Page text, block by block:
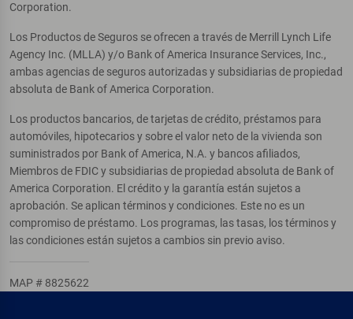
Corporation.
Los Productos de Seguros se ofrecen a través de Merrill Lynch Life
Agency Inc. (MLLA) y/o Bank of America Insurance Services, Inc.,
ambas agencias de seguros autorizadas y subsidiarias de propiedad
absoluta de Bank of America Corporation.
Los productos bancarios, de tarjetas de crédito, préstamos para
automóviles, hipotecarios y sobre el valor neto de la vivienda son
suministrados por Bank of America, N.A. y bancos afiliados,
Miembros de FDIC y subsidiarias de propiedad absoluta de Bank of
America Corporation. El crédito y la garantía están sujetos a
aprobación. Se aplican términos y condiciones. Este no es un
compromiso de préstamo. Los programas, las tasas, los términos y
las condiciones están sujetos a cambios sin previo aviso.
MAP # 8825622